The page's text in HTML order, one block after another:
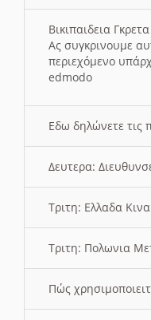
Βικιπαιδεια
Ας συγκρινουμε
περιεχόμενο
edmodo
Εδω δηλώνετε τις
Δευτερα:
Τριτη: Ελλαδα Κινα
Τριτη: Πολωνια
Πώς